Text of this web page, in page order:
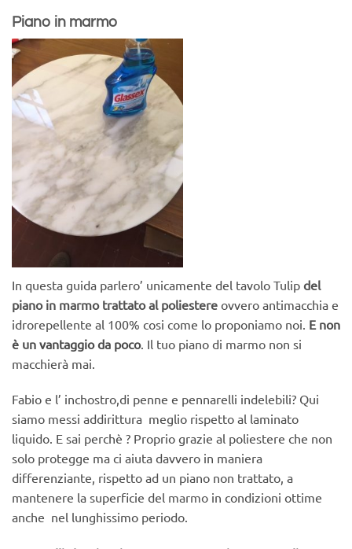
Piano in marmo
In questa guida parlero’ unicamente del tavolo Tulip del
piano in marmo trattato al poliestere ovvero antimacchia e
idrorepellente al 100% cosi come lo proponiamo noi. E non
è un vantaggio da poco. Il tuo piano di marmo non si
macchierà mai.
Fabio e l’ inchostro,di penne e pennarelli indelebili? Qui
siamo messi addirittura meglio rispetto al laminato
liquido. E sai perchè ? Proprio grazie al poliestere che non
solo protegge ma ci aiuta davvero in maniera
differenziante, rispetto ad un piano non trattato, a
mantenere la superficie del marmo in condizioni ottime
anche nel lunghissimo periodo.